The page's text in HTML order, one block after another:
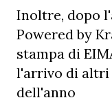
Inoltre, dopo
Powered by
stampa di
l'arrivo di altri
dell'anno